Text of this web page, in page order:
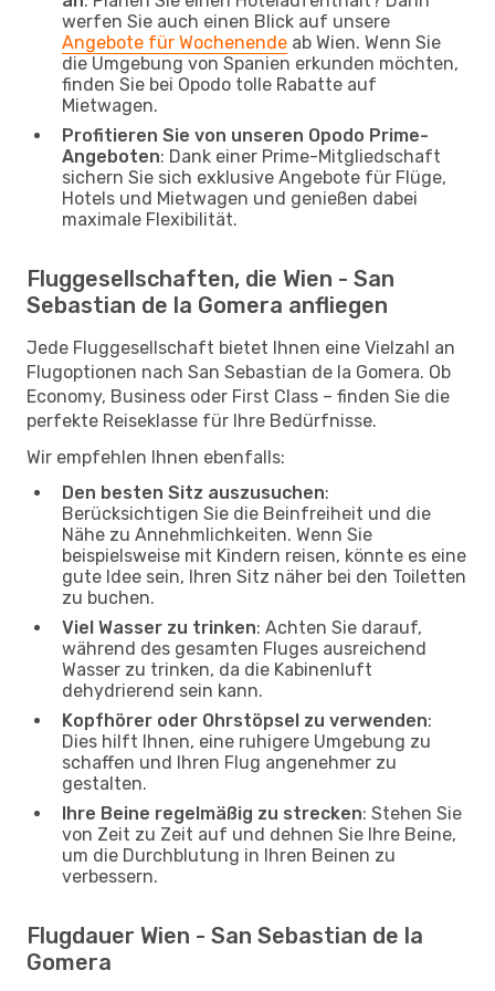
werfen Sie auch einen Blick auf unsere
Angebote für Wochenende ab Wien. Wenn Sie
die Umgebung von Spanien erkunden möchten,
finden Sie bei Opodo tolle Rabatte auf
Mietwagen.
Profitieren Sie von unseren Opodo Prime-
Angeboten: Dank einer Prime-Mitgliedschaft
sichern Sie sich exklusive Angebote für Flüge,
Hotels und Mietwagen und genießen dabei
maximale Flexibilität.
Fluggesellschaften, die Wien - San
Sebastian de la Gomera anfliegen
Jede Fluggesellschaft bietet Ihnen eine Vielzahl an
Flugoptionen nach San Sebastian de la Gomera. Ob
Economy, Business oder First Class – finden Sie die
perfekte Reiseklasse für Ihre Bedürfnisse.
Wir empfehlen Ihnen ebenfalls:
Den besten Sitz auszusuchen:
Berücksichtigen Sie die Beinfreiheit und die
Nähe zu Annehmlichkeiten. Wenn Sie
beispielsweise mit Kindern reisen, könnte es eine
gute Idee sein, Ihren Sitz näher bei den Toiletten
zu buchen.
Viel Wasser zu trinken: Achten Sie darauf,
während des gesamten Fluges ausreichend
Wasser zu trinken, da die Kabinenluft
dehydrierend sein kann.
Kopfhörer oder Ohrstöpsel zu verwenden:
Dies hilft Ihnen, eine ruhigere Umgebung zu
schaffen und Ihren Flug angenehmer zu
gestalten.
Ihre Beine regelmäßig zu strecken: Stehen Sie
von Zeit zu Zeit auf und dehnen Sie Ihre Beine,
um die Durchblutung in Ihren Beinen zu
verbessern.
Flugdauer Wien - San Sebastian de la
Gomera